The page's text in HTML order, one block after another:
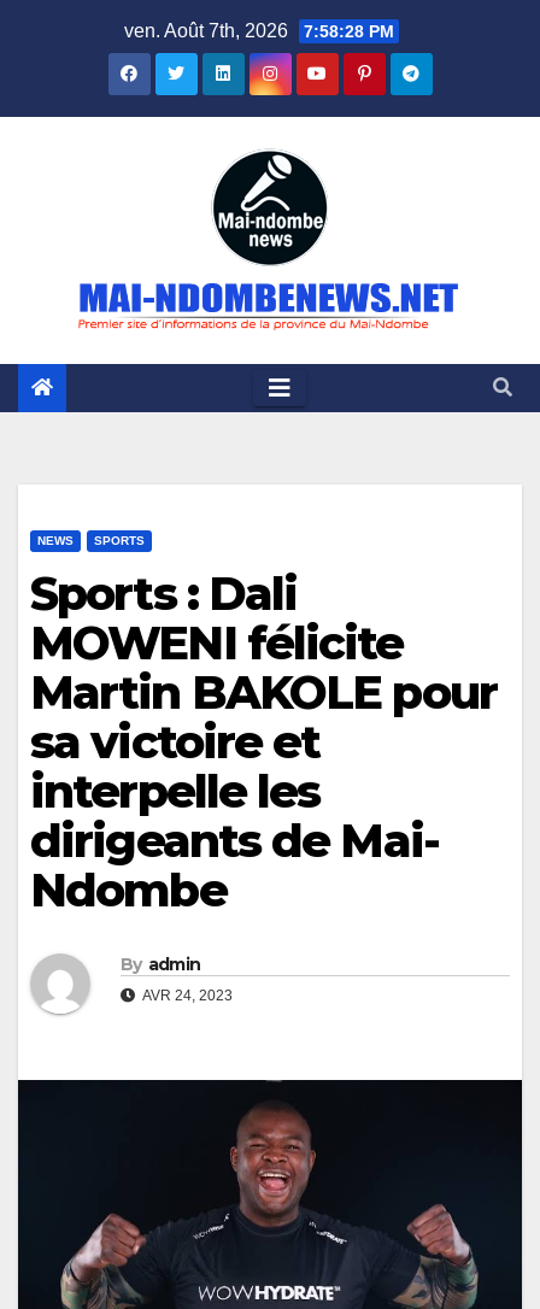
ven. Août 7th, 2026 7:58:29 PM
NEWS SPORTS
Sports : Dali
MOWENI félicite
Martin BAKOLE pour
sa victoire et
interpelle les
dirigeants de Mai-
Ndombe
By admin
AVR 24, 2023